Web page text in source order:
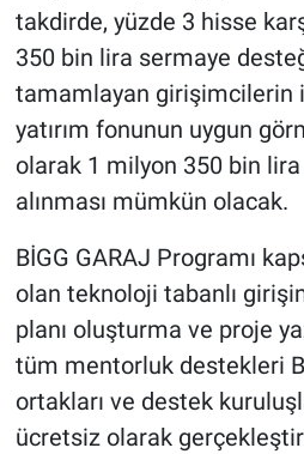
takdirde, yüzde 3 hisse
350 bin lira sermaye
tamamlayan girişimcilerin
yatırım fonunun uygun
olarak 1 milyon 350 bin lira
alınması mümkün olacak.
BİGG GARAJ Programı
olan teknoloji tabanlı
planı oluşturma ve proje
tüm mentorluk destekleri
ortakları ve destek
ücretsiz olarak